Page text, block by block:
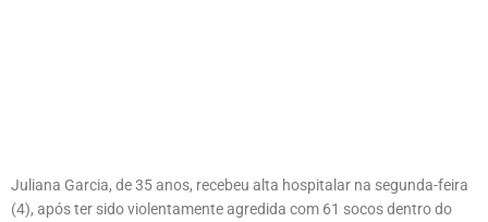
Juliana Garcia, de 35 anos, recebeu alta hospitalar na segunda-feira
(4), após ter sido violentamente agredida com 61 socos dentro do